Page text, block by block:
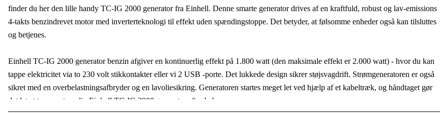
Faser: 1-faset
Driftsspænding
Stikkontakt: 2x230V, 1x9V/2,1A USB DC
Beskyttelsesklasse :
finder du her den lille handy TC-IG 2000 generator fra Einhell. Denne smarte generator drives af en kraftfuld, robust og lav-emissions
4-takts benzindrevet motor med inverterteknologi til effekt uden spændingstoppe. Det betyder, at følsomme enheder også kan tilsluttes
og betjenes.
Einhell TC-IG 2000 generator benzin afgiver en kontinuerlig effekt på 1.800 watt (den maksimale effekt er 2.000 watt) - hvor du kan
tappe elektricitet via to 230 volt stikkontakter eller vi 2 USB -porte. Det lukkede design sikrer støjsvagdrift. Strømgeneratoren er også
sikret med en overbelastningsafbryder og en lavoliesikring. Generatoren startes meget let ved hjælp af et kabeltræk, og håndtaget gør
det let at transportere din Einhell TC-IG 2000 generator efter behov.